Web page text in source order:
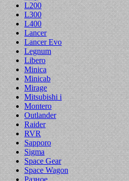
L200
L300
L400
Lancer
Lancer Evo
Legnum
Libero
Minica
Minicab
Mirage
Mitsubishi i
Montero
Outlander
Raider
RVR
Sapporo
Sigma
Space Gear
Space Wagon